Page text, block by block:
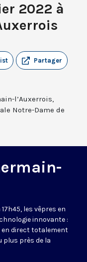
2022 à
Partager
l’Auxerrois,
Notre-Dame de
les vêpres en
innovante :
direct totalement
plus près de la